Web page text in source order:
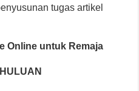
tugas artikel
Online untuk Remaja